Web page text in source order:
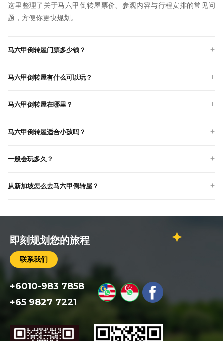
这里整理了关于马六甲倒转屋票价、参观内容与行程安排的常见问
题，方便你更快规划。
马六甲倒转屋门票多少钱？
马六甲倒转屋有什么可以玩？
马六甲倒转屋在哪里？
马六甲倒转屋适合小孩吗？
一般会玩多久？
从新加坡怎么去马六甲倒转屋？
即刻规划您的旅程
联系我们
+6010-983 7858
+65 9827 7221